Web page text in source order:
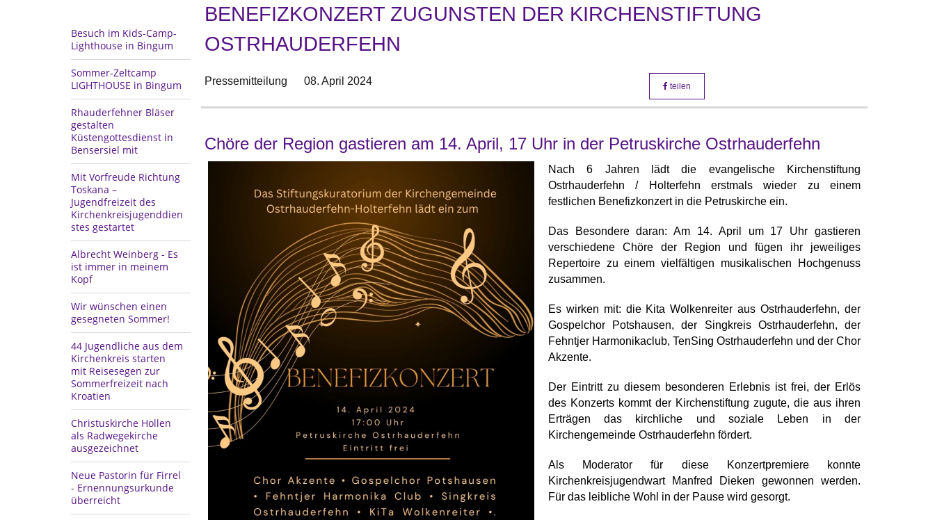
Besuch im Kids-Camp-
Lighthouse in Bingum
Sommer-Zeltcamp
LIGHTHOUSE in Bingum
Rhauderfehner Bläser
gestalten
Küstengottesdienst in
Bensersiel mit
Mit Vorfreude Richtung
Toskana –
Jugendfreizeit des
Kirchenkreisjugenddien
stes gestartet
Albrecht Weinberg - Es
ist immer in meinem
Kopf
Wir wünschen einen
gesegneten Sommer!
44 Jugendliche aus dem
Kirchenkreis starten
mit Reisesegen zur
Sommerfreizeit nach
Kroatien
Christuskirche Hollen
als Radwegekirche
ausgezeichnet
Neue Pastorin für Firrel
- Ernennungsurkunde
überreicht
BENEFIZKONZERT ZUGUNSTEN DER KIRCHENSTIFTUNG
OSTRHAUDERFEHN
Pressemitteilung 08. April 2024 teilen
Chöre der Region gastieren am 14. April, 17 Uhr in der Petruskirche Ostrhauderfehn
Nach 6 Jahren lädt die evangelische Kirchenstiftung
Ostrhauderfehn / Holterfehn erstmals wieder zu einem
festlichen Benefizkonzert in die Petruskirche ein.
Das Besondere daran: Am 14. April um 17 Uhr gastieren
verschiedene Chöre der Region und fügen ihr jeweiliges
Repertoire zu einem vielfältigen musikalischen Hochgenuss
zusammen.
Es wirken mit: die Kita Wolkenreiter aus Ostrhauderfehn, der
Gospelchor Potshausen, der Singkreis Ostrhauderfehn, der
Fehntjer Harmonikaclub, TenSing Ostrhauderfehn und der Chor
Akzente.
Der Eintritt zu diesem besonderen Erlebnis ist frei, der Erlös
des Konzerts kommt der Kirchenstiftung zugute, die aus ihren
Erträgen das kirchliche und soziale Leben in der
Kirchengemeinde Ostrhauderfehn fördert.
Als Moderator für diese Konzertpremiere konnte
Kirchenkreisjugendwart Manfred Dieken gewonnen werden.
Für das leibliche Wohl in der Pause wird gesorgt.